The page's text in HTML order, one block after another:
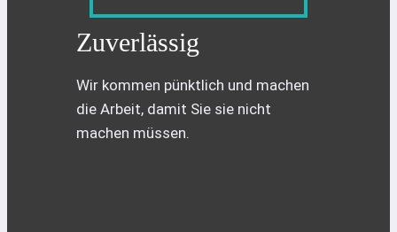
Zuverlässig
Wir kommen pünktlich und machen
die Arbeit, damit Sie sie nicht
machen müssen.